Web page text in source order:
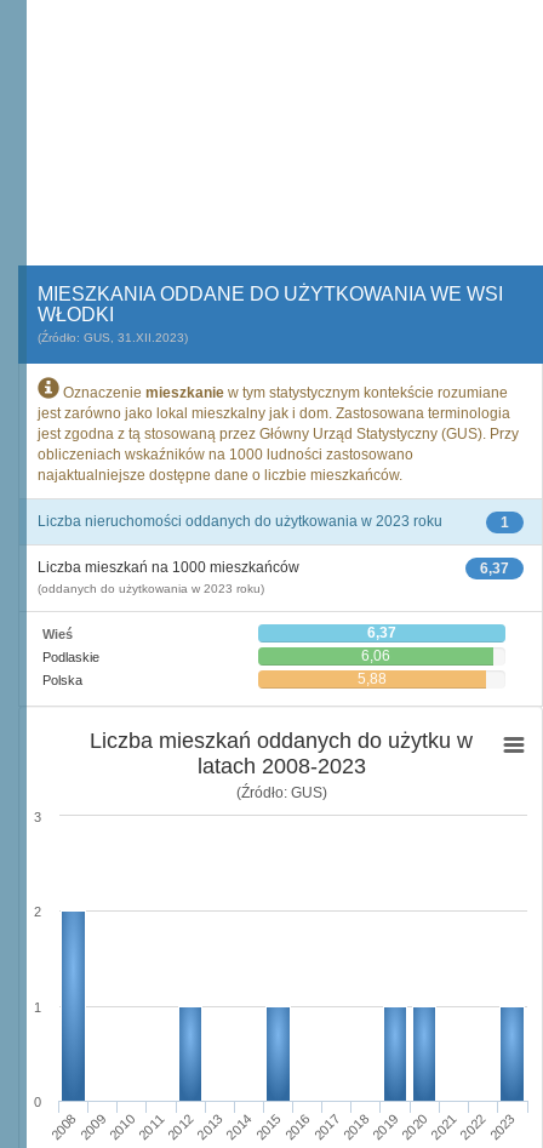
MIESZKANIA ODDANE DO UŻYTKOWANIA WE WSI
WŁODKI
(Źródło: GUS, 31.XII.2023)
Oznaczenie mieszkanie w tym statystycznym kontekście rozumiane
jest zarówno jako lokal mieszkalny jak i dom. Zastosowana terminologia
jest zgodna z tą stosowaną przez Główny Urząd Statystyczny (GUS). Przy
obliczeniach wskaźników na 1000 ludności zastosowano
najaktualniejsze dostępne dane o liczbie mieszkańców.
1
Liczba nieruchomości oddanych do użytkowania w 2023 roku
6,37
Liczba mieszkań na 1000 mieszkańców
(oddanych do użytkowania w 2023 roku)
Wieś 6,37
Podlaskie 6,06
Polska 5,88
Liczba mieszkań oddanych do użytku w
latach 2008-2023
(Źródło: GUS)
2008200920102011201220132014201520162017201820192020202120222023
0
1
2
3